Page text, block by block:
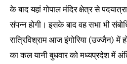
के बाद यहां गोपाल मंदिर क्षेत्र से
संपन्न होगी। इसके बाद वह सभा भी
रात्रिविश्राम आज इंगोरिया (उज्जैन) में
का कल यानी बुधवार को मध्यप्रदेश में